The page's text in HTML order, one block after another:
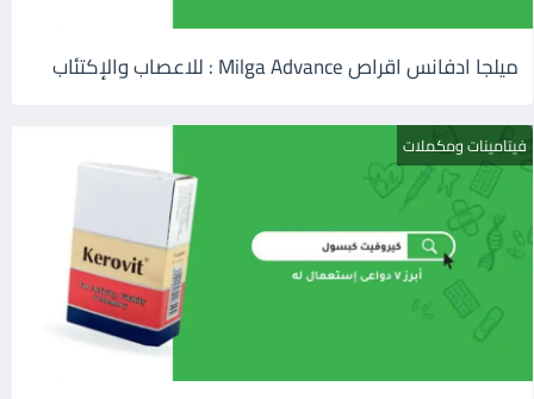
ميلجا ادفانس اقراص Milga Advance : للاعصاب والإكتئاب
فيتامينات ومكملات